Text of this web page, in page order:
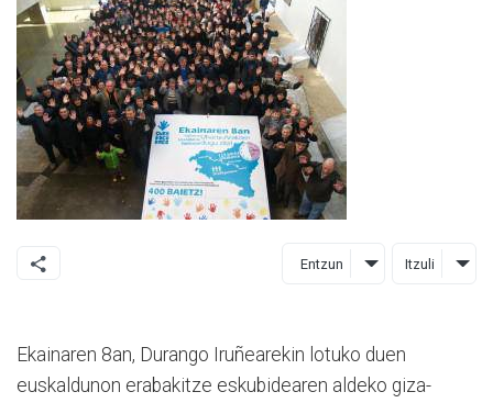
Entzun Itzuli
Ekainaren 8an, Durango Iruñearekin lotuko duen
euskaldunon erabakitze eskubidearen aldeko giza-